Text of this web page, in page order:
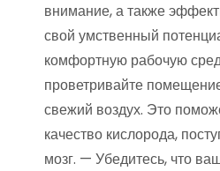
внимание, а также
свой умственный
комфортную рабочую
проветривайте
свежий воздух. Это
качество кислорода,
мозг. — Убедитесь, что